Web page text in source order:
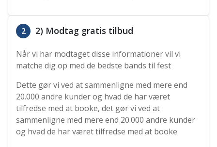
2 2) Modtag gratis tilbud
Når vi har modtaget disse informationer vil vi
matche dig op med de bedste bands til fest
Dette gør vi ved at sammenligne med mere end
20.000 andre kunder og hvad de har været
tilfredse med at booke, det gør vi ved at
sammenligne med mere end 20.000 andre kunder
og hvad de har været tilfredse med at booke